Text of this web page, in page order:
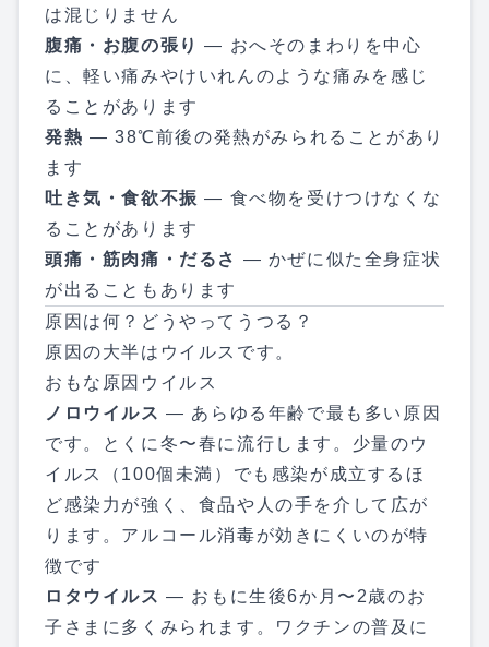
は混じりません
腹痛・お腹の張り — おへそのまわりを中心
に、軽い痛みやけいれんのような痛みを感じ
ることがあります
発熱 — 38℃前後の発熱がみられることがあり
ます
吐き気・食欲不振 — 食べ物を受けつけなくな
ることがあります
頭痛・筋肉痛・だるさ — かぜに似た全身症状
が出ることもあります
原因は何？どうやってうつる？
原因の大半はウイルスです。
おもな原因ウイルス
ノロウイルス — あらゆる年齢で最も多い原因
です。とくに冬〜春に流行します。少量のウ
イルス（100個未満）でも感染が成立するほ
ど感染力が強く、食品や人の手を介して広が
ります。アルコール消毒が効きにくいのが特
徴です
ロタウイルス — おもに生後6か月〜2歳のお
子さまに多くみられます。ワクチンの普及に